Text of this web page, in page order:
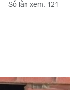
Số lần xem: 121